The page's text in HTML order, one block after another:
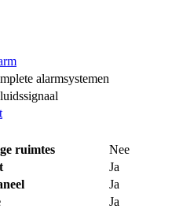
alarmsystemen
ruimtes
Nee
Ja
Ja
Ja